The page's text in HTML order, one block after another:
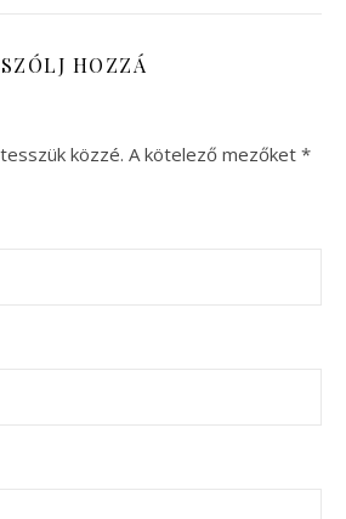
SZÓLJ HOZZÁ
közzé. A kötelező mezőket *